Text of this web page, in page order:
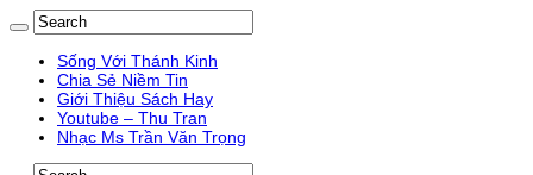
Sống Với Thánh Kinh
Chia Sẻ Niềm Tin
Giới Thiệu Sách Hay
Youtube – Thu Tran
Nhạc Ms Trần Văn Trọng